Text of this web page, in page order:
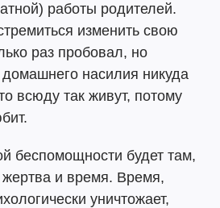
работы родителей.
изменить свою
раз пробовал, но
насилия никуда
всюду так живут, потому
беспомощности будет там,
жертва и время. Время,
уничтожает,